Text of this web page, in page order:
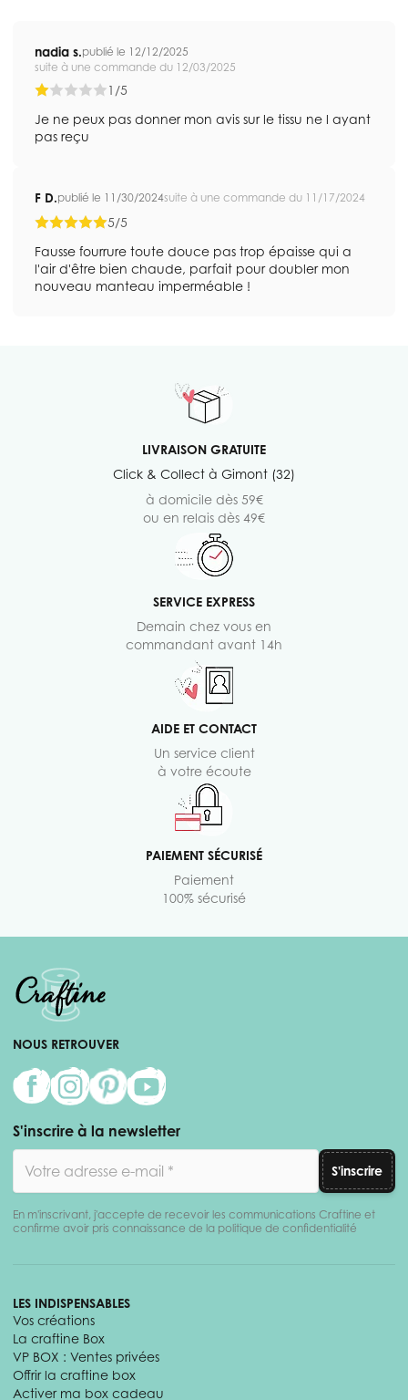
nadia s.publié le 12/12/2025
suite à une commande du 12/03/2025
1/5
Je ne peux pas donner mon avis sur le tissu ne l ayant
pas reçu
F D.publié le 11/30/2024suite à une commande du 11/17/2024
5/5
Fausse fourrure toute douce pas trop épaisse qui a
l'air d'être bien chaude, parfait pour doubler mon
nouveau manteau imperméable !
LIVRAISON GRATUITE
Click & Collect à Gimont (32)
à domicile dès 59€
ou en relais dès 49€
SERVICE EXPRESS
Demain chez vous en
commandant avant 14h
AIDE ET CONTACT
Un service client
à votre écoute
PAIEMENT SÉCURISÉ
Paiement
100% sécurisé
NOUS RETROUVER
S'inscrire à la newsletter
S'inscrire
En m'inscrivant, j'accepte de recevoir les communications Craftine et
confirme avoir pris connaissance de la politique de confidentialité
LES INDISPENSABLES
Vos créations
La craftine Box
VP BOX : Ventes privées
Offrir la craftine box
Activer ma box cadeau